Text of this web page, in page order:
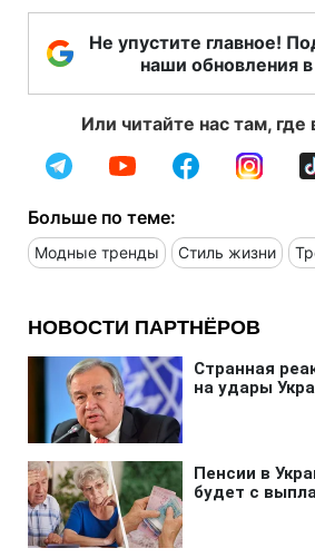
Не упустите главное!
наши обновления
Или читайте нас там, где
Больше по теме:
Модные тренды Стиль жизни